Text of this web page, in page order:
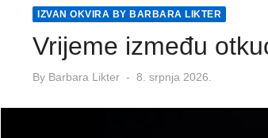
IZVAN OKVIRA BY BARBARA LIKTER
Vrijeme između
By Barbara Likter
Posted
8. srpnja 2026.